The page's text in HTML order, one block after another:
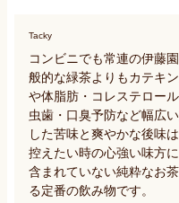
Tacky
コンビニでも常連の伊藤
般的な緑茶よりもカテキ
や体脂肪・コレステロー
虫歯・口臭予防など幅広
した苦味と爽やかな後味
控えたい時の心強い味方
含まれていない純粋なお
る定番の飲み物です。